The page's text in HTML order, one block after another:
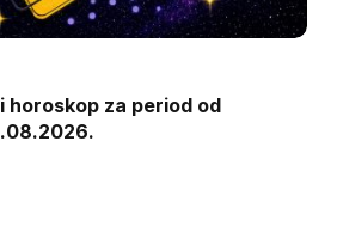
horoskop za period od